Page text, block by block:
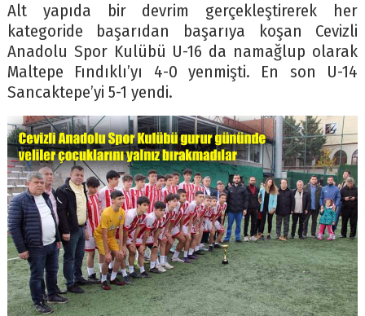
Alt yapıda bir devrim gerçekleştirerek her
kategoride başarıdan başarıya koşan Cevizli
Anadolu Spor Kulübü U-16 da namağlup olarak
Maltepe Fındıklı’yı 4-0 yenmişti. En son U-14
Sancaktepe’yi 5-1 yendi.